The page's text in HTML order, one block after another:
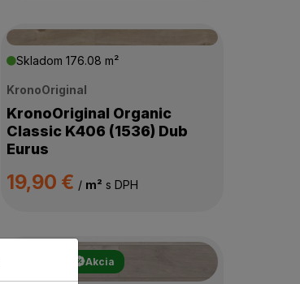
Skladom 176.08 m²
KronoOriginal
KronoOriginal Organic
Classic K406 (1536) Dub
Eurus
19,90 € / m² s DPH
Akcia